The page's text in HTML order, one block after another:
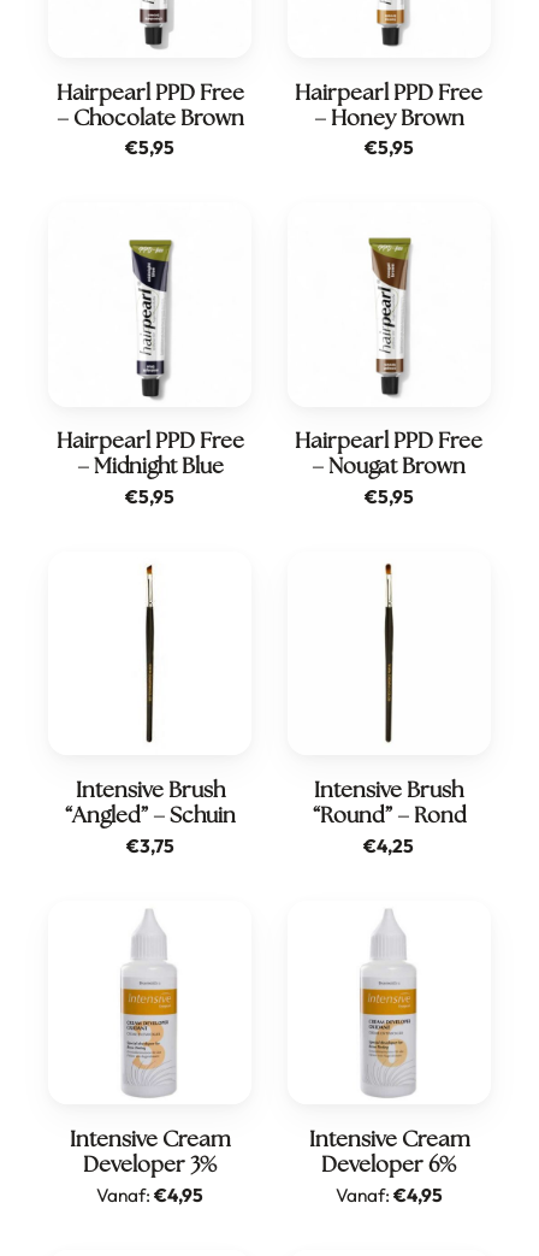
Hairpearl PPD Free
– Chocolate Brown
€5,95
Hairpearl PPD Free
– Honey Brown
€5,95
Hairpearl PPD Free
– Midnight Blue
€5,95
Hairpearl PPD Free
– Nougat Brown
€5,95
Intensive Brush
“Angled” – Schuin
€3,75
Intensive Brush
“Round” – Rond
€4,25
Dit
product
Intensive Cream
Developer 3%
Vanaf:€4,95
Dit
product
Intensive Cream
Developer 6%
Vanaf: €4,95